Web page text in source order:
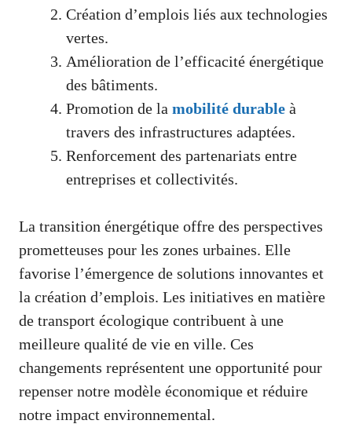
Création d’emplois liés aux technologies
vertes.
Amélioration de l’efficacité énergétique
des bâtiments.
Promotion de la mobilité durable à
travers des infrastructures adaptées.
Renforcement des partenariats entre
entreprises et collectivités.
La transition énergétique offre des perspectives
prometteuses pour les zones urbaines. Elle
favorise l’émergence de solutions innovantes et
la création d’emplois. Les initiatives en matière
de transport écologique contribuent à une
meilleure qualité de vie en ville. Ces
changements représentent une opportunité pour
repenser notre modèle économique et réduire
notre impact environnemental.